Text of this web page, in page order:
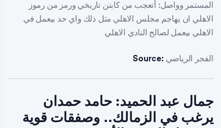
المستمر وواصل: أتعجب من كابتن تاريخي ورمز من رموز
الاهلي ان يهاجم مجلس الاهلي مثل ذلك واي حد بيعمل في
الاهلي بيعمل لصالح النادي الاهلي
Source: الفجر الرياضي
جمال عبد الحميد: حامد حمدان
يرغب في الزمالك.. وصفقات قوية